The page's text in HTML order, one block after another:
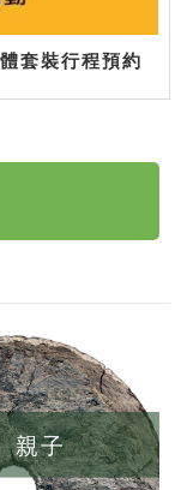
套裝行程預約
親子